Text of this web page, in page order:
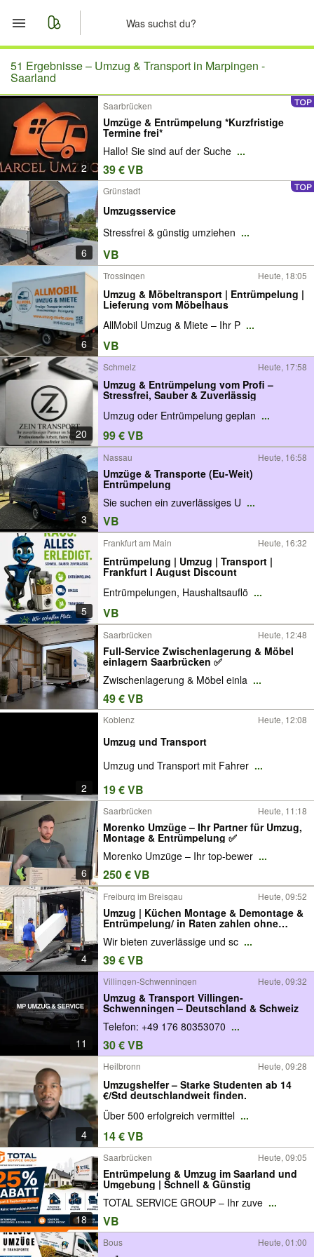
Start
Merkliste
Nachrichten
Anzeige aufgeben
51 Ergebnisse – Umzug & Transport in Marpingen -
Saarland
2
Saarbrücken
Umzüge & Entrümpelung *Kurzfristige
Termine frei*
Hallo! Sie sind auf der Suche ...
39 € VB
6
Grünstadt
Umzugsservice
Stressfrei & günstig umziehen ...
VB
6
Trossingen Heute, 18:05
Umzug & Möbeltransport | Entrümpelung |
Lieferung vom Möbelhaus
AllMobil Umzug & Miete – Ihr P ...
VB
20
Schmelz Heute, 17:58
Umzug & Entrümpelung vom Profi –
Stressfrei, Sauber & Zuverlässig
Umzug oder Entrümpelung geplan ...
99 € VB
3
Nassau Heute, 16:58
Umzüge & Transporte (Eu-Weit)
Entrümpelung
Sie suchen ein zuverlässiges U ...
VB
5
Frankfurt am Main Heute, 16:32
Entrümpelung | Umzug | Transport |
Frankfurt I August Discount
Entrümpelungen, Haushaltsauflö ...
VB
Saarbrücken Heute, 12:48
Full-Service Zwischenlagerung & Möbel
einlagern Saarbrücken ✅
Zwischenlagerung & Möbel einla ...
49 € VB
2
Koblenz Heute, 12:08
Umzug und Transport
Umzug und Transport mit Fahrer ...
19 € VB
6
Saarbrücken Heute, 11:18
Morenko Umzüge – Ihr Partner für Umzug,
Montage & Entrümpelung ✅
Morenko Umzüge – Ihr top-bewer ...
250 € VB
4
Freiburg im Breisgau Heute, 09:52
Umzug | Küchen Montage & Demontage &
Entrümpelung/ in Raten zahlen ohne
Wir bieten zuverlässige und sc ...
39 € VB
11
Villingen-Schwenningen Heute, 09:32
Umzug & Transport Villingen-
Schwenningen – Deutschland & Schweiz
Telefon: +49 176 80353070 ...
30 € VB
4
Heilbronn Heute, 09:28
Umzugshelfer – Starke Studenten ab 14
€/Std deutschlandweit finden.
Über 500 erfolgreich vermittel ...
14 € VB
18
Saarbrücken Heute, 09:05
Entrümpelung & Umzug im Saarland und
Umgebung | Schnell & Günstig
TOTAL SERVICE GROUP – Ihr zuve ...
VB
Bous Heute, 01:00